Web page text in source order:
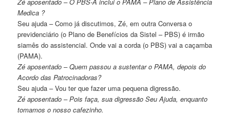
Medica ?
Seu ajuda – Como já discutimos, Zé, em outra Conversa o
previdenciário (o Plano de Benefícios da Sistel – PBS) é irmão
siamês do assistencial. Onde vai a corda (o PBS) vai a caçamba
(PAMA).
Zé aposentado – Quem passou a sustentar o PAMA, depois do
Acordo das Patrocinadoras?
Seu ajuda – Vou ter que fazer uma pequena digressão.
Zé aposentado – Pois faça, sua digressão Seu Ajuda, enquanto
tomamos o nosso cafezinho.